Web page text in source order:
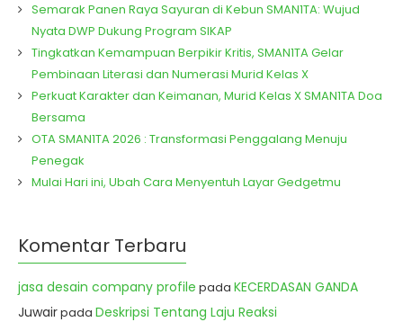
Semarak Panen Raya Sayuran di Kebun SMAN1TA: Wujud
Nyata DWP Dukung Program SIKAP
Tingkatkan Kemampuan Berpikir Kritis, SMAN1TA Gelar
Pembinaan Literasi dan Numerasi Murid Kelas X
Perkuat Karakter dan Keimanan, Murid Kelas X SMAN1TA Doa
Bersama
OTA SMAN1TA 2026 : Transformasi Penggalang Menuju
Penegak
Mulai Hari ini, Ubah Cara Menyentuh Layar Gedgetmu
Komentar Terbaru
jasa desain company profile pada KECERDASAN GANDA
Juwairpada Deskripsi Tentang Laju Reaksi